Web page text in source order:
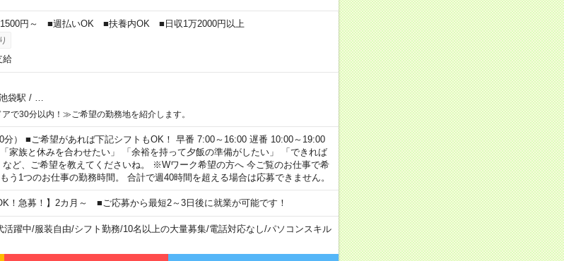
1500円～ ■週払いOK ■扶養内OK ■日収1万2000円以上
給
袋駅 /
で30分以内！≫ご希望の勤務地を紹介します。
分） ■ご希望があれば下記シフトもOK！ 早番 7:00～16:00 遅番 10:00～19:00
家族と休みを合わせたい」 「余裕を持って夕飯の準備がしたい」 「できれば
ど、ご希望を教えてくださいね。 ※Wワーク希望の方へ 今ご覧のお仕事で希
う1つのお仕事の勤務時間。 合計で週40時間を超える場合は応募できません。
！急募！】2カ月～ ■ご応募から最短2～3日後に就業が可能です！
活躍中/服装自由/シフト勤務/10名以上の大量募集/電話対応なし/パソコンスキル